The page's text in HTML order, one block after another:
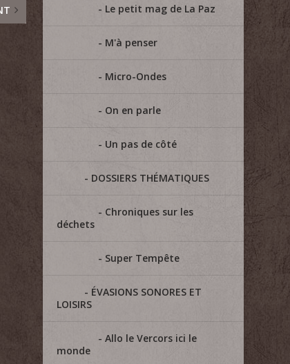
Le petit mag de La Paz
M'à penser
Micro-Ondes
On en parle
Un pas de côté
DOSSIERS THÉMATIQUES
Chroniques sur les
déchets
Super Tempête
ÉVASIONS SONORES ET
LOISIRS
Allo le Vercors ici le
monde